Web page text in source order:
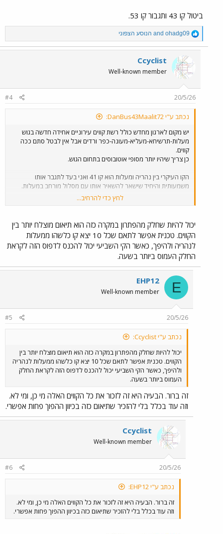
ביטול קו 43 ותגבור קו 53.
R
e
a
c
t
i
n
s
ohadg09 הנוסע הצפוני
Ccyclist
Well-known member
20/5/26
#4
נכתב ע"י DanBus43Maalit72:
יש מקום לארגון מחדש כולל רשת קווים עירוניים אחידה חדשה בגוש
מעלות-תרשיחא-מעליא-מעונה-כפר ורדים אבל אין לבטל סתם ככה
קווים.
כן צריך שיהיו יותר מסופי אוטובוסים בתחום הגוש.
הקו העיקרי בין נהריה ומעלות הוא קו 41 ואני בעד לתגבר אותו
משמעותית והיחיד שישאר להשאיר אותו עם מסלול מורחב במעלות.
קווים 39 ו 42 בעד למזג אותם לקו אחד וצמצום המסלול במעלות למרכז
קו 35 לעכו ללא שינוי.
את קו 46 בעד למזג לתוך קו 45(שפועל גם בשבת) והוצאת הקווים מחוסן.
קו 44 ללא שינוי והכנסתו לחוסן.
קווים 50 ו 50 ללא שינוי.
ביטול קו 43 ותגבור קו 53.
לחץ כדי להרחיב...
יכול להיות שחלק מהפתרון במקרה כזה הוא תיאום מוצלח יותר בין
הקווים. טכנית אפשר לתאם שכל 10 יצא קו כלשהו ממעלות
לנהריה ולהיפך, כאשר הקי השביעי יכול להכנס לדפוס הזה לקראת
החלק העמוס ביותר בשעה.
E
EHP12
Well-known member
20/5/26
#5
נכתב ע"י Ccyclist:
יכול להיות שחלק מהפתרון במקרה כזה הוא תיאום מוצלח יותר בין
הקווים. טכנית אפשר לתאם שכל 10 יצא קו כלשהו ממעלות לנהריה
ולהיפך, כאשר הקי השביעי יכול להכנס לדפוס הזה לקראת החלק
העמוס ביותר בשעה.
זה ברור. הבעיה היא זה לזכור את כל הקווים האלה מי כן, ומי לא.
וזה עוד בכלל בלי להזכיר שתיאום כזה בכיוון ההפוך פחות אפשרי.
Ccyclist
Well-known member
20/5/26
#6
נכתב ע"י EHP12:
זה ברור. הבעיה היא זה לזכור את כל הקווים האלה מי כן, ומי לא.
וזה עוד בכלל בלי להזכיר שתיאום כזה בכיוון ההפוך פחות אפשרי.